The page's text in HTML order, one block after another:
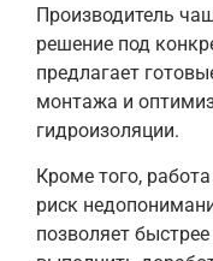
Производитель
решение под
предлагает
монтажа и
гидроизоляции.
Кроме того,
риск
позволяет